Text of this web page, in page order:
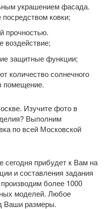
украшением фасада.
ковки;
прочностью.
защитные функции;
количество солнечного
помещение.
Изучите фото в
Выполним
по всей Московской
прибудет к Вам на
и составления задания
более 1000
моделей. Любое
Ваши размеры.